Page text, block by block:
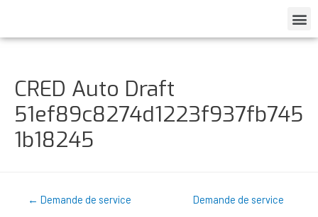
CRED Auto Draft
51ef89c8274d1223f937fb745
1b18245
← Demande de service
Demande de service